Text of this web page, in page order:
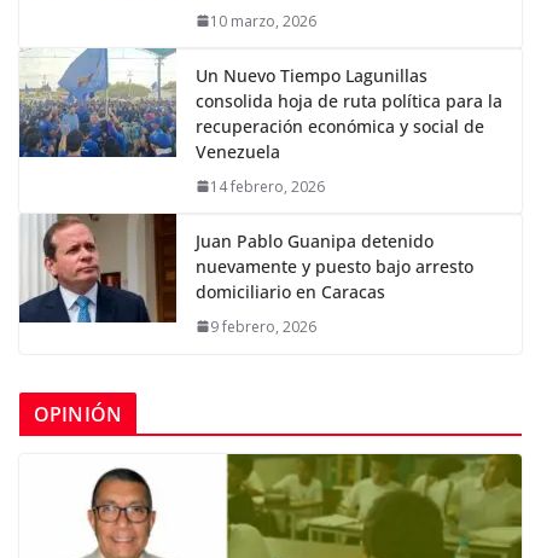
10 marzo, 2026
Un Nuevo Tiempo Lagunillas
consolida hoja de ruta política para la
recuperación económica y social de
Venezuela
14 febrero, 2026
Juan Pablo Guanipa detenido
nuevamente y puesto bajo arresto
domiciliario en Caracas
9 febrero, 2026
OPINIÓN